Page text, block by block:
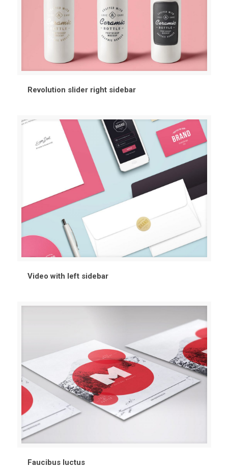
Revolution slider right sidebar
Video with left sidebar
Faucibus luctus